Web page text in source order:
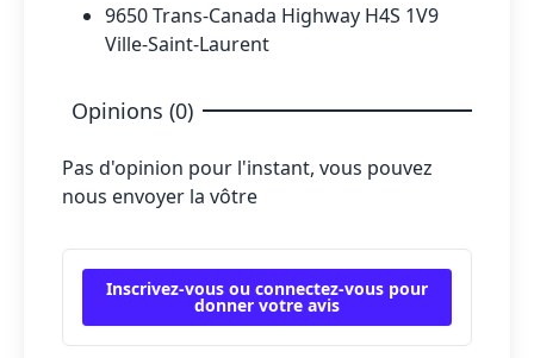
9650 Trans-Canada Highway H4S 1V9
Ville-Saint-Laurent
Opinions (0)
Pas d'opinion pour l'instant, vous pouvez
nous envoyer la vôtre
Inscrivez-vous ou connectez-vous pour
donner votre avis